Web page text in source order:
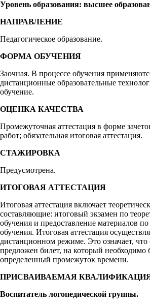
Уровень образования: высшее
НАПРАВЛЕНИЕ
Педагогическое образование.
ФОРМА ОБУЧЕНИЯ
Заочная. В процессе обучения
дистанционные образовательные
обучение.
ОЦЕНКА КАЧЕСТВА
Промежуточная аттестация в форме
работ; обязательная итоговая аттестация.
СТАЖИРОВКА
Предусмотрена.
ИТОГОВАЯ АТТЕСТАЦИЯ
Итоговая аттестация включает
составляющие: итоговый экзамен по
обучения и предоставление материалов
обучения. Итоговая аттестация
дистанционном режиме. Это означает, что
предложен билет, на который необходимо
определенный промежуток времени.
ПРИСВАИВАЕМАЯ
Воспитатель логопедической группы.